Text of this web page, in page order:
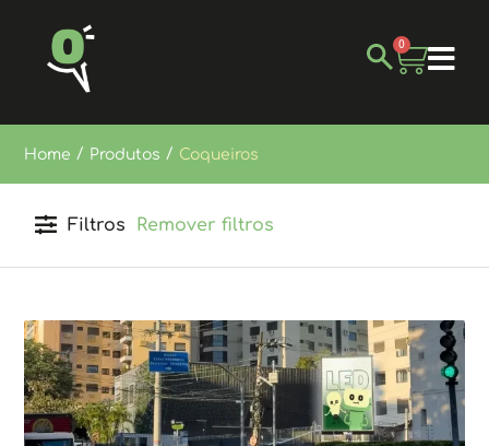
0
Home / Produtos / Coqueiros
Filtros Remover filtros